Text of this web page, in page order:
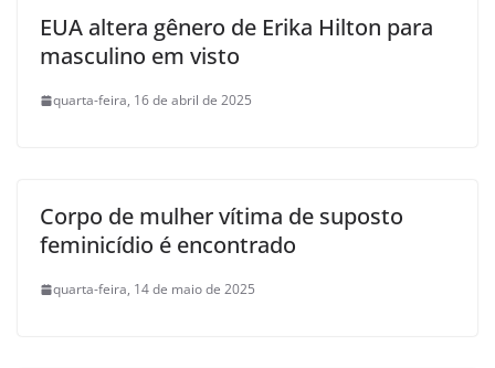
EUA altera gênero de Erika Hilton para
masculino em visto
quarta-feira, 16 de abril de 2025
Corpo de mulher vítima de suposto
feminicídio é encontrado
quarta-feira, 14 de maio de 2025